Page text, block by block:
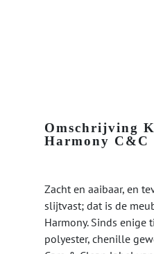
Omschrijving
Harmony C&C
Zacht en aaibaar, en
slijtvast; dat is de
Harmony. Sinds enige
polyester, chenille